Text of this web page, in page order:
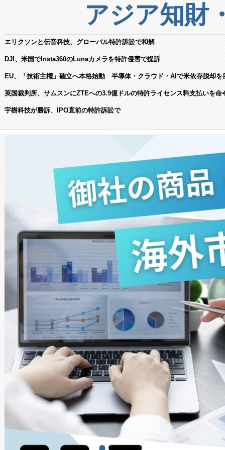
アジア知財
エリクソンと伝音科技、グローバル特許訴訟で和解
DJI、米国でInsta360のLunaカメラを特許侵害で提訴
EU、「技術主権」確立へ本格始動 半導体・クラウド・AIで米依存脱却を
英国裁判所、サムスンにZTEへの3.9億ドルの特許ライセンス料支払いを命
宇樹科技が勝訴、IPO直前の特許訴訟で